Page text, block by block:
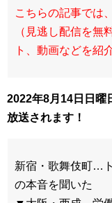
こちらの記事では
（見逃し配信を無
ト、動画などを紹
2022年8月14日日曜
放送されます！
新宿・歌舞伎町…
の本音を聞いた